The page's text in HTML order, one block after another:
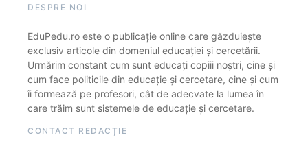
DESPRE NOI
EduPedu.ro este o publicație online care găzduiește
exclusiv articole din domeniul educației și cercetării.
Urmărim constant cum sunt educați copiii noștri, cine și
cum face politicile din educație și cercetare, cine și cum
îi formează pe profesori, cât de adecvate la lumea în
care trăim sunt sistemele de educație și cercetare.
CONTACT REDACȚIE